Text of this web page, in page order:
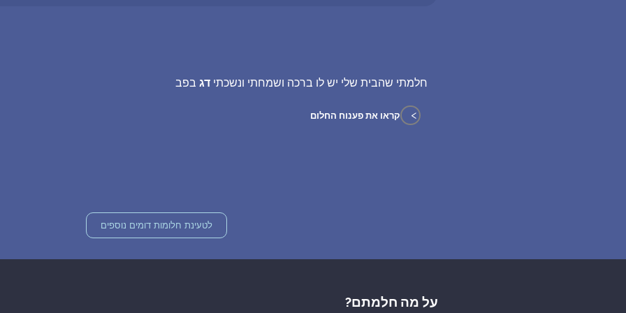
חלמתי שהבית שלי יש לו ברכה ושמחתי ונשכתי דגבפב
> קראו את פענוח החלום
לטעינת חלומות דומים נוספים
על מה חלמתם?